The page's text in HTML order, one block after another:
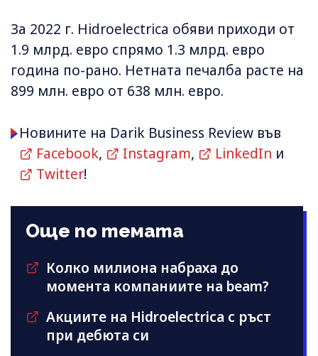
За 2022 г. Hidroelectrica обяви приходи от
1.9 млрд. евро спрямо 1.3 млрд. евро
година по-рано. Нетната печалба расте на
899 млн. евро от 638 млн. евро.
Новините на Darik Business Review във
Facebook, Instagram, LinkedIn и
Twitter!
Още по темата
Колко милиона набраха до
момента компаниите на beam?
Акциите на Hidroelectrica с ръст
при дебюта си